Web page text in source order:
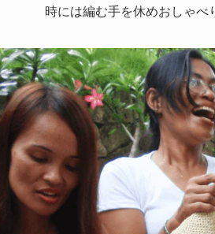
時には編む手を休めおしゃべ